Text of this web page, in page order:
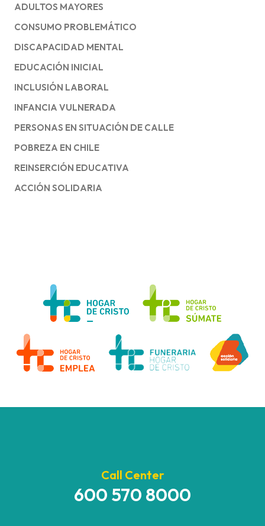
ADULTOS MAYORES
CONSUMO PROBLEMÁTICO
DISCAPACIDAD MENTAL
EDUCACIÓN INICIAL
INCLUSIÓN LABORAL
INFANCIA VULNERADA
PERSONAS EN SITUACIÓN DE CALLE
POBREZA EN CHILE
REINSERCIÓN EDUCATIVA
ACCIÓN SOLIDARIA
Call Center
600 570 8000